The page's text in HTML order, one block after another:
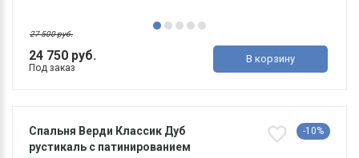
24 750 руб.
27 500 руб.
Под заказ
В корзину
Спальня Верди Классик Дуб
рустикаль с патинированием
-10%